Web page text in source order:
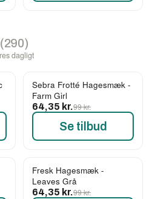
(290)
dagligt
-35%
Sebra Frotté Hagesmæk -
Farm Girl
64,35 kr.99 kr.
Se tilbud
-35%
Fresk Hagesmæk -
Leaves Grå
64,35 kr.99 kr.